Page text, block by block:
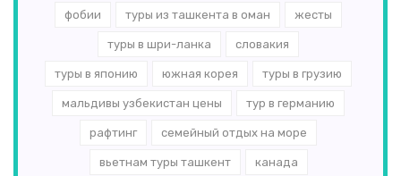
фобии туры из ташкента в оман жесты
туры в шри-ланка словакия
туры в японию южная корея туры в грузию
мальдивы узбекистан цены тур в германию
рафтинг семейный отдых на море
вьетнам туры ташкент канада